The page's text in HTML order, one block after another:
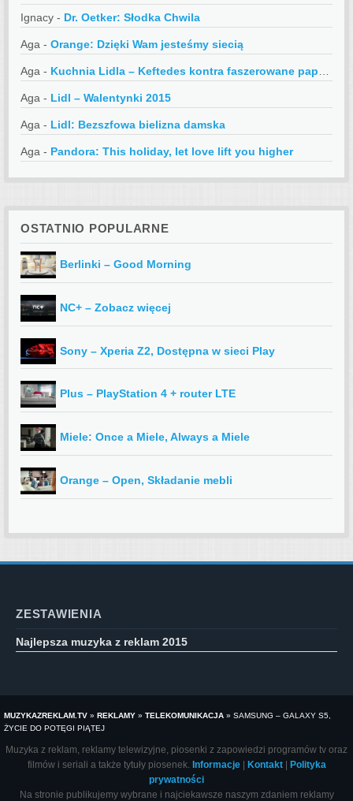
Ignacy - Dr. Oetker: Słodka Chwila
Aga - Orange: Dzięki Wam jesteśmy siecią
Aga - Kuchnia Lidla – Keftedes kontra faszerowane papryczki
Aga - Lidl – Walentynki 2015
Aga - Lidl: Bezszfowa bielizna damska
Aga - Pandora: This holiday, let love lift you higher
OSTATNIO POPULARNE
Berlinki – Good Morning
NC+ – Zobacz więcej
Sony – Xperia Z2, Dostępna w sieci Play
Plus – PlayStation 4 + router LTE
Miele: Once a Miele, Always a Miele
Orange – Open, Składanie mebli
ZESTAWIENIA
Najlepsza muzyka z reklam 2015
MUZYKAZREKLAM.TV » REKLAMY » TELEKOMUNIKACJA » SAMSUNG – GALAXY S5,
ŻYCIE DO POTĘGI PIĄTEJ
Muzyka z reklam, reklamy telewizyjne, piosenki z zapowiedzi programów tv oraz
filmów i seriali a także tytuły piosenek. Informacje| Kontakt| Polityka
prywatności
Na stronie publikujemy wybrane i najciekawsze naszym zdaniem reklamy